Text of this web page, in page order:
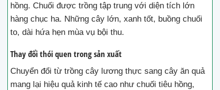
hồng. Chuối được trồng tập trung với diện tích lớn
hàng chục ha. Những cây lớn, xanh tốt, buồng chuối
to, dài hứa hẹn mùa vụ bội thu.
Thay đổi thói quen trong sản xuất
Chuyển đổi từ trồng cây lương thực sang cây ăn quả
mang lại hiệu quả kinh tế cao như chuối tiêu hồng,